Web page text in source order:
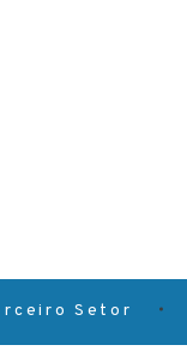
Setor